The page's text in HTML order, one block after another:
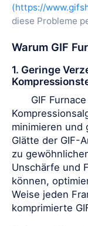
(https://
diese Probleme
Warum GIF
1. Geringe
GIF
minimieren und
Glätte der GIF-
zu
Unschärfe und
können,
Weise jeden
komprimierte